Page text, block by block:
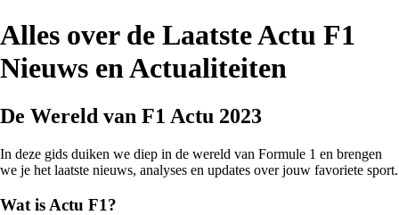
Alles over de Laatste Actu F1
Nieuws en Actualiteiten
De Wereld van F1 Actu 2023
In deze gids duiken we diep in de wereld van Formule 1 en brengen
we je het laatste nieuws, analyses en updates over jouw favoriete sport.
Wat is Actu F1?